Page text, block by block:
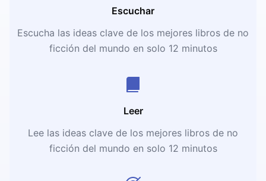
Escuchar
Escucha las ideas clave de los mejores libros de no
ficción del mundo en solo 12 minutos
Leer
Lee las ideas clave de los mejores libros de no
ficción del mundo en solo 12 minutos